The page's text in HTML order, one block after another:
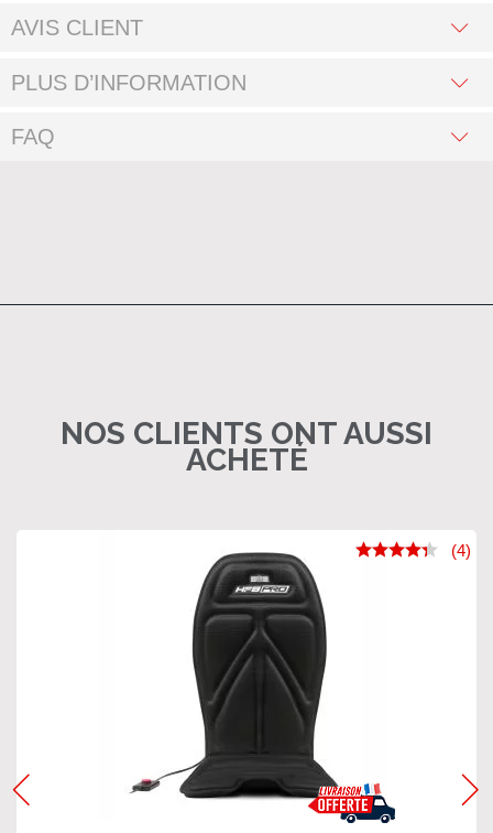
AVIS CLIENT
PLUS D’INFORMATION
FAQ
NOS CLIENTS ONT AUSSI
ACHETÉ
(4)